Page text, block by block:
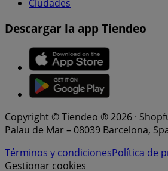
Ciudades
Descargar la app Tiendeo
Copyright © Tiendeo ® 2026 ·
Palau de Mar – 08039 Barcelona,
Términos y condicionesPolítica de
Gestionar cookies